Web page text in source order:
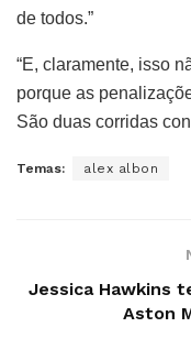
de todos.”
“E, claramente, isso
porque as
São duas corridas
Temas: alex albon
Jessica Hawkins
Aston